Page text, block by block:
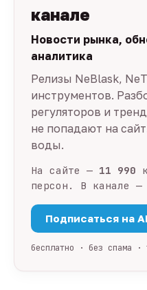
канале
Новости рынка,
аналитика
Релизы NeBlask,
инструментов.
регуляторов и
не попадают на
воды.
На сайте — 11 990
персон. В канале
Подписаться на
бесплатно · без спама ·